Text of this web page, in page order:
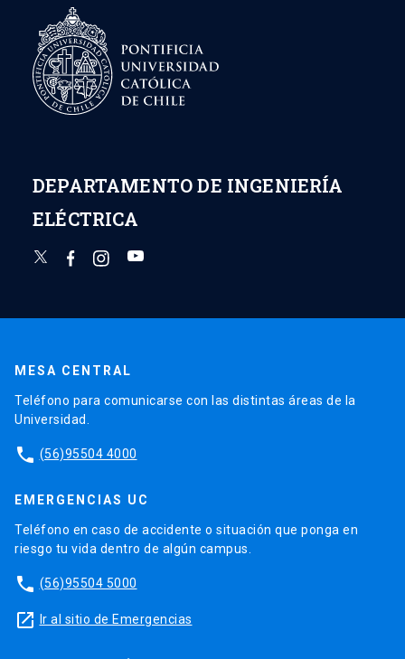
DEPARTAMENTO DE INGENIERÍA
ELÉCTRICA
MESA CENTRAL
Teléfono para comunicarse con las distintas áreas de la
Universidad.
phone (56)95504 4000
EMERGENCIAS UC
Teléfono en caso de accidente o situación que ponga en
riesgo tu vida dentro de algún campus.
phone (56)95504 5000
launch Ir al sitio de Emergencias